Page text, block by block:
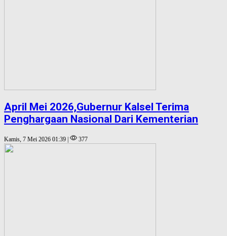
April Mei 2026,Gubernur Kalsel Terima
Penghargaan Nasional Dari Kementerian
Kamis, 7 Mei 2026 01:39 | 377